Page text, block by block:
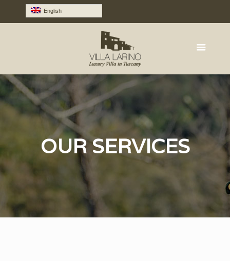
English
OUR SERVICES